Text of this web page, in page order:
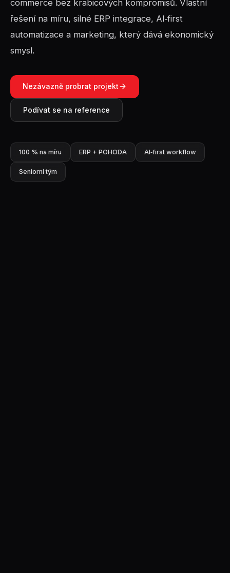
commerce bez krabicových kompromisů. Vlastní
řešení na míru, silné ERP integrace, AI‑first
automatizace a marketing, který dává ekonomický
smysl.
Nezávazně probrat projekt
Podívat se na reference
100 % na míru ERP + POHODA AI‑first workflow
Seniorní tým